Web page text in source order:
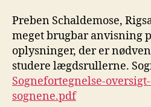
Preben Schaldemose,
meget brugbar anvisning
oplysninger, der er
studere lægdsrullerne.
Sognefortegnelse-
sognene.pdf